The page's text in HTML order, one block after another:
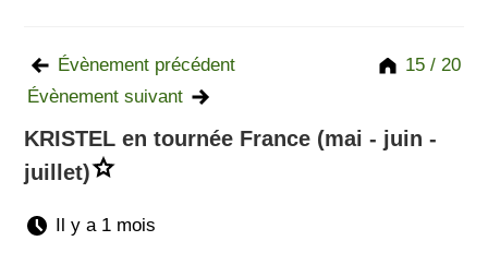
Évènement précédent
15 / 20
Évènement suivant
KRISTEL en tournée France (mai - juin -
juillet)
Il y a 1 mois